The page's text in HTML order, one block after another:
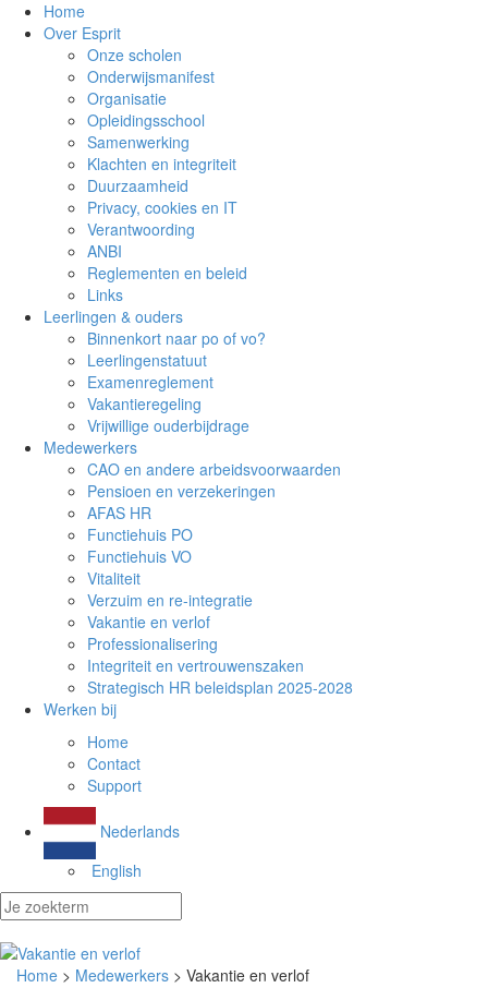
Home
Over Esprit
Onze scholen
Onderwijsmanifest
Organisatie
Opleidingsschool
Samenwerking
Klachten en integriteit
Duurzaamheid
Privacy, cookies en IT
Verantwoording
ANBI
Reglementen en beleid
Links
Leerlingen & ouders
Binnenkort naar po of vo?
Leerlingenstatuut
Examenreglement
Vakantieregeling
Vrijwillige ouderbijdrage
Medewerkers
CAO en andere arbeidsvoorwaarden
Pensioen en verzekeringen
AFAS HR
Functiehuis PO
Functiehuis VO
Vitaliteit
Verzuim en re-integratie
Vakantie en verlof
Professionalisering
Integriteit en vertrouwenszaken
Strategisch HR beleidsplan 2025-2028
Werken bij
Home
Contact
Support
Nederlands
English
Home > Medewerkers > Vakantie en verlof